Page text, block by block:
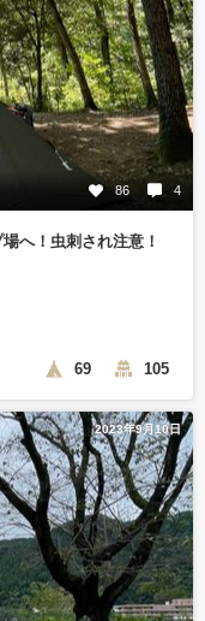
86 4
へ！虫刺され注意！
69 105
2023年9月10日